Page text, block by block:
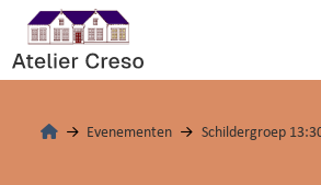
Evenementen Schildergroep